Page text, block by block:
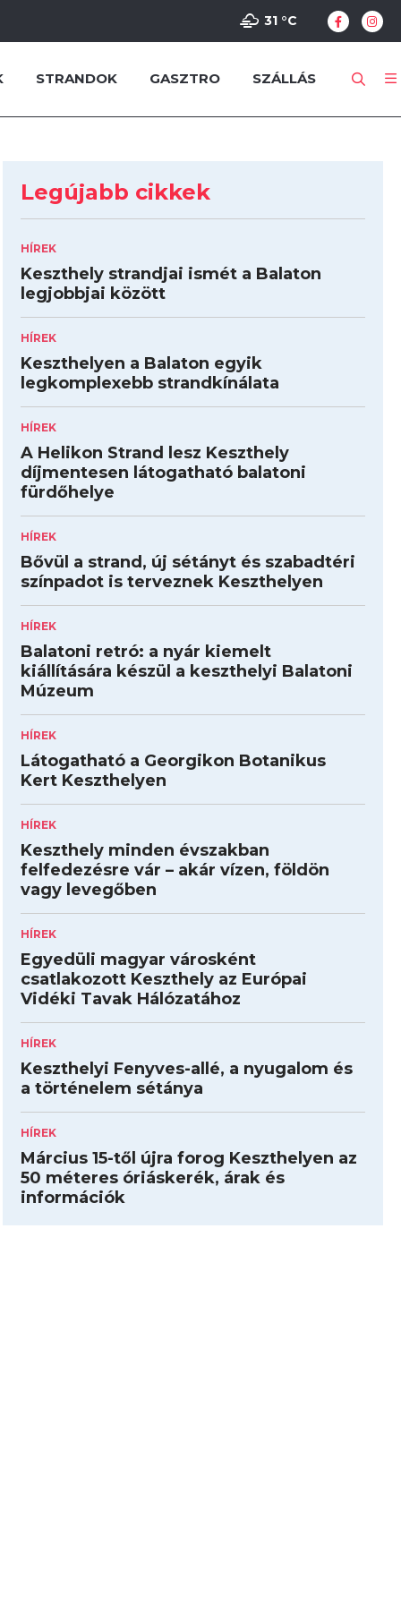
31 °C
STRANDOK GASZTRO SZÁLLÁS
Legújabb cikkek
HÍREK
Keszthely strandjai ismét a Balaton
legjobbjai között
HÍREK
Keszthelyen a Balaton egyik
legkomplexebb strandkínálata
HÍREK
A Helikon Strand lesz Keszthely
díjmentesen látogatható balatoni
fürdőhelye
HÍREK
Bővül a strand, új sétányt és szabadtéri
színpadot is terveznek Keszthelyen
HÍREK
Balatoni retró: a nyár kiemelt
kiállítására készül a keszthelyi Balatoni
Múzeum
HÍREK
Látogatható a Georgikon Botanikus
Kert Keszthelyen
HÍREK
Keszthely minden évszakban
felfedezésre vár – akár vízen, földön
vagy levegőben
HÍREK
Egyedüli magyar városként
csatlakozott Keszthely az Európai
Vidéki Tavak Hálózatához
HÍREK
Keszthelyi Fenyves-allé, a nyugalom és
a történelem sétánya
HÍREK
Március 15-től újra forog Keszthelyen az
50 méteres óriáskerék, árak és
információk